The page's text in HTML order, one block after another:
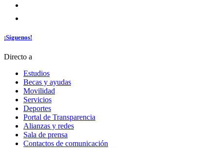
¡Síguenos!
Directo a
Estudios
Becas y ayudas
Movilidad
Servicios
Deportes
Portal de Transparencia
Alianzas y redes
Sala de prensa
Contactos de comunicación